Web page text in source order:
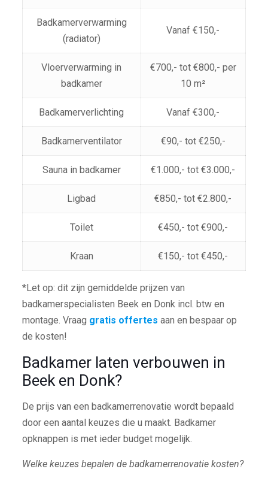
Badkamerverwarming
(radiator)
Vanaf €150,-
Vloerverwarming in
badkamer
€700,- tot €800,- per
10 m²
Badkamerverlichting Vanaf €300,-
Badkamerventilator €90,- tot €250,-
Sauna in badkamer €1.000,- tot €3.000,-
Ligbad €850,- tot €2.800,-
Toilet €450,- tot €900,-
Kraan €150,- tot €450,-
*Let op: dit zijn gemiddelde prijzen van
badkamerspecialisten Beek en Donk incl. btw en
montage. Vraag gratis offertes aan en bespaar op
de kosten!
Badkamer laten verbouwen in
Beek en Donk?
De prijs van een badkamerrenovatie wordt bepaald
door een aantal keuzes die u maakt. Badkamer
opknappen is met ieder budget mogelijk.
Welke keuzes bepalen de badkamerrenovatie kosten?